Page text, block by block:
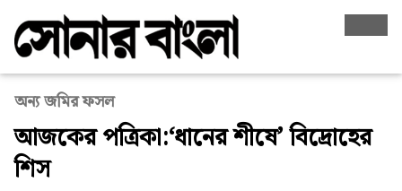
অন্য জমির ফসল
আজকের পত্রিকা:‘ধানের শীষে’ বিদ্রোহের
শিস